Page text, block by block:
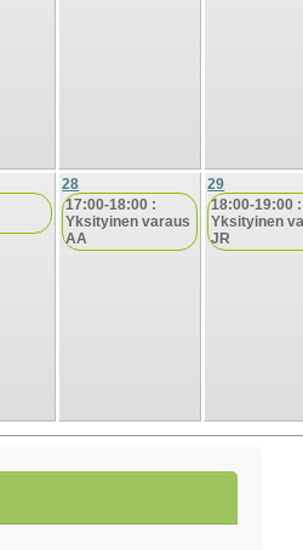
28
17:00-18:00 :
Yksityinen varaus
AA
29
18:00-19:00 :
Yksityinen
JR